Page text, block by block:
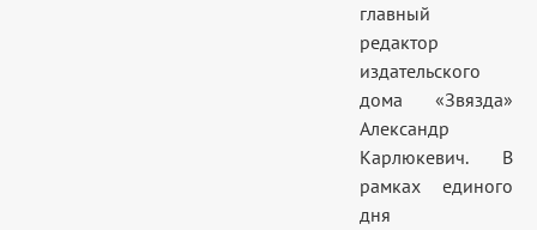
главный
редактор
издательского
дома «Звязда»
Александр
Карлюкевич. В
рамках единого
дня